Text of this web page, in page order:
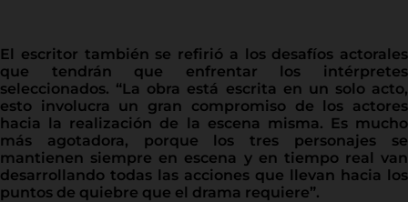
El escritor también se refirió a los desafíos actorales
que tendrán que enfrentar los intérpretes
seleccionados. “La obra está escrita en un solo acto,
esto involucra un gran compromiso de los actores
hacia la realización de la escena misma. Es mucho
más agotadora, porque los tres personajes se
mantienen siempre en escena y en tiempo real van
desarrollando todas las acciones que llevan hacia los
puntos de quiebre que el drama requiere”.